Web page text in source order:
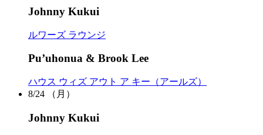
Johnny Kukui
ルワーズ ラウンジ
Pu’uhonua & Brook Lee
ハウス ウィズ アウト ア キー（アールズ）
8/24
（月）
Johnny Kukui